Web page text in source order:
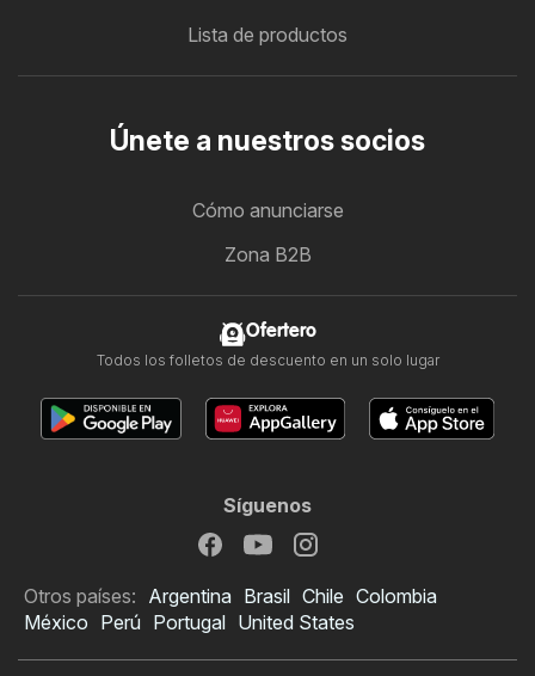
Lista de productos
Únete a nuestros socios
Cómo anunciarse
Zona B2B
Ofertero
Todos los folletos de descuento en un solo lugar
Síguenos
Otros países: Argentina Brasil Chile Colombia
México Perú Portugal United States